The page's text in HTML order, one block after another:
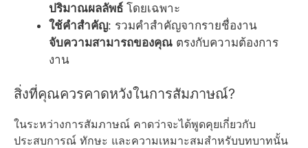
ปริมาณผลลัพธ์ โดยเฉพาะ
ใช้คำสำคัญ: รวมคำสำคัญจากรายชื่องาน
จับความสามารถของคุณ ตรงกับความต้องการ
งาน
สิ่งที่คุณควรคาดหวังในการสัมภาษณ์?
ในระหว่างการสัมภาษณ์ คาดว่าจะได้พูดคุยเกี่ยวกับ
ประสบการณ์ ทักษะ และความเหมาะสมสำหรับบทบาทนั้น